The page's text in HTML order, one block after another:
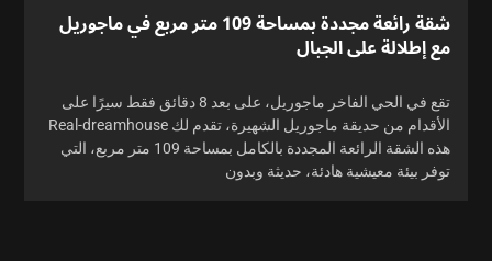
شقة رائعة مجددة بمساحة 109 متر مربع في ماجوريل
مع إطلالة على الجبال
تقع في الحي الفاخر ماجوريل، على بعد 8 دقائق فقط سيرًا على
الأقدام من حديقة ماجوريل الشهيرة، تقدم لك Real-dreamhouse
هذه الشقة الرائعة المجددة بالكامل بمساحة 109 متر مربع، التي
توفر بيئة معيشية هادئة، حديثة وبدون